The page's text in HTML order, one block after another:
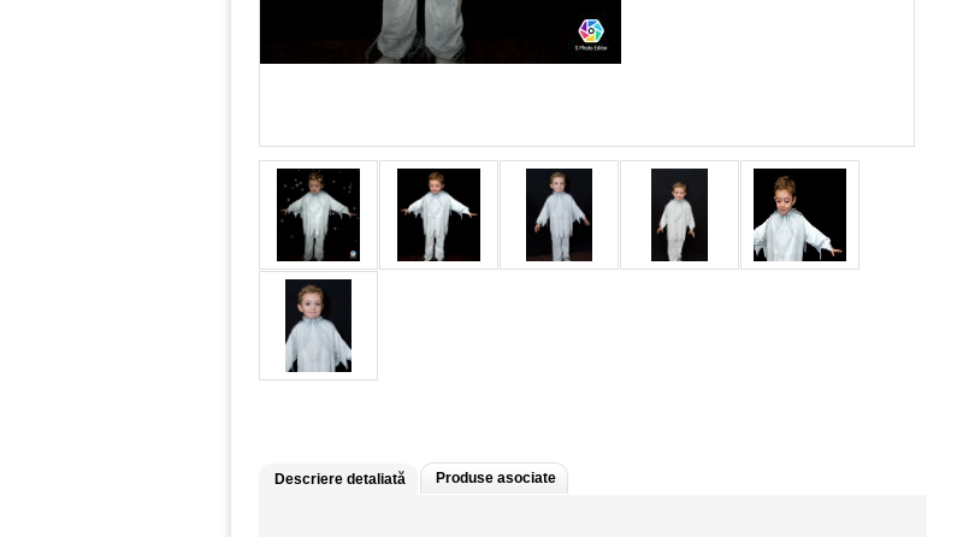
Descriere detaliată Produse asociate